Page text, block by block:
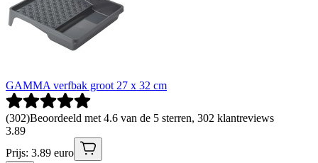
GAMMA verfbak groot 27 x 32 cm
(302)Beoordeeld met 4.6 van de 5 sterren, 302 klantreviews
3.89
Prijs: 3.89 euro